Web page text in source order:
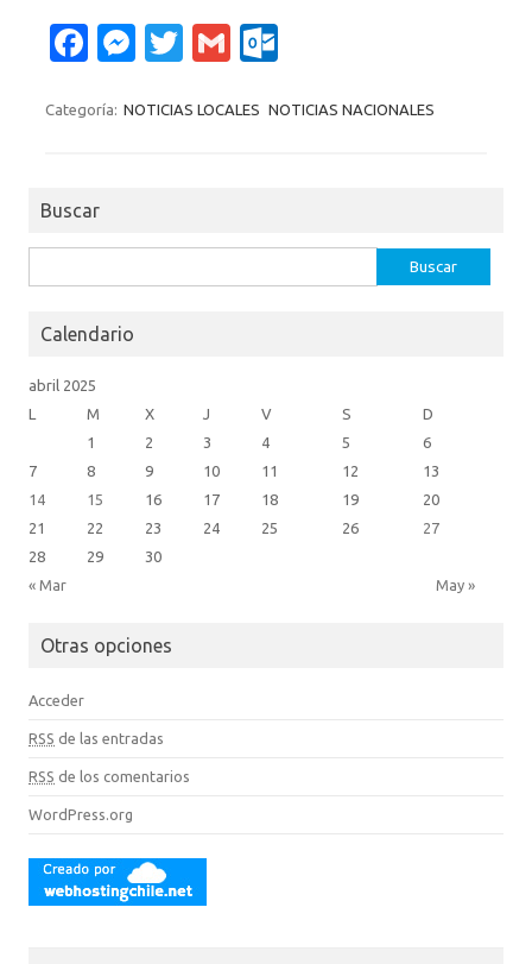
Fa
e
M
se
T
it
G
ail lo
Categoría: NOTICIAS LOCALES NOTICIAS NACIONALES
Buscar
Calendario
abril 2025
L
M X J V S D
« Mar May »
1 2 3 4 5
6
7
8 9 10 11 12
13
14
15 16 17 18 19
20
21
22 23 24 25 26
27
28
29 30
Otras opciones
Acceder
RSS de las entradas
RSS de los comentarios
WordPress.org